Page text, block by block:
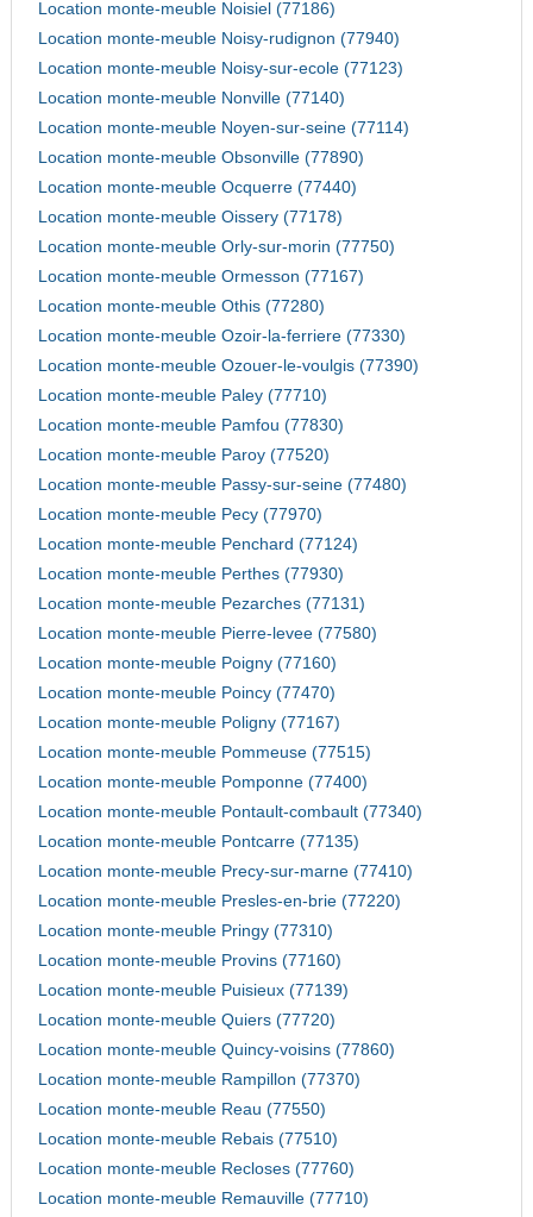
Location monte-meuble Noisiel (77186)
Location monte-meuble Noisy-rudignon (77940)
Location monte-meuble Noisy-sur-ecole (77123)
Location monte-meuble Nonville (77140)
Location monte-meuble Noyen-sur-seine (77114)
Location monte-meuble Obsonville (77890)
Location monte-meuble Ocquerre (77440)
Location monte-meuble Oissery (77178)
Location monte-meuble Orly-sur-morin (77750)
Location monte-meuble Ormesson (77167)
Location monte-meuble Othis (77280)
Location monte-meuble Ozoir-la-ferriere (77330)
Location monte-meuble Ozouer-le-voulgis (77390)
Location monte-meuble Paley (77710)
Location monte-meuble Pamfou (77830)
Location monte-meuble Paroy (77520)
Location monte-meuble Passy-sur-seine (77480)
Location monte-meuble Pecy (77970)
Location monte-meuble Penchard (77124)
Location monte-meuble Perthes (77930)
Location monte-meuble Pezarches (77131)
Location monte-meuble Pierre-levee (77580)
Location monte-meuble Poigny (77160)
Location monte-meuble Poincy (77470)
Location monte-meuble Poligny (77167)
Location monte-meuble Pommeuse (77515)
Location monte-meuble Pomponne (77400)
Location monte-meuble Pontault-combault (77340)
Location monte-meuble Pontcarre (77135)
Location monte-meuble Precy-sur-marne (77410)
Location monte-meuble Presles-en-brie (77220)
Location monte-meuble Pringy (77310)
Location monte-meuble Provins (77160)
Location monte-meuble Puisieux (77139)
Location monte-meuble Quiers (77720)
Location monte-meuble Quincy-voisins (77860)
Location monte-meuble Rampillon (77370)
Location monte-meuble Reau (77550)
Location monte-meuble Rebais (77510)
Location monte-meuble Recloses (77760)
Location monte-meuble Remauville (77710)